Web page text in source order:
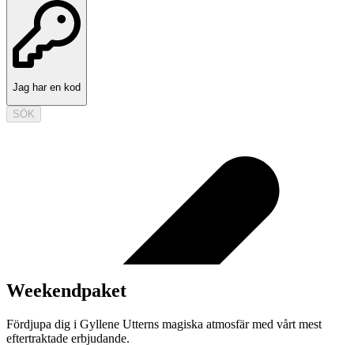
Jag har en kod
SÖK
Weekendpaket
Fördjupa dig i Gyllene Utterns magiska atmosfär med vårt mest
eftertraktade erbjudande.